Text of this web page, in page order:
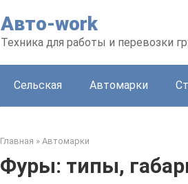
Авто-work
Техника для работы и перевозки
Сельская Автомарки
Главная » Автомарки
Фуры: типы,